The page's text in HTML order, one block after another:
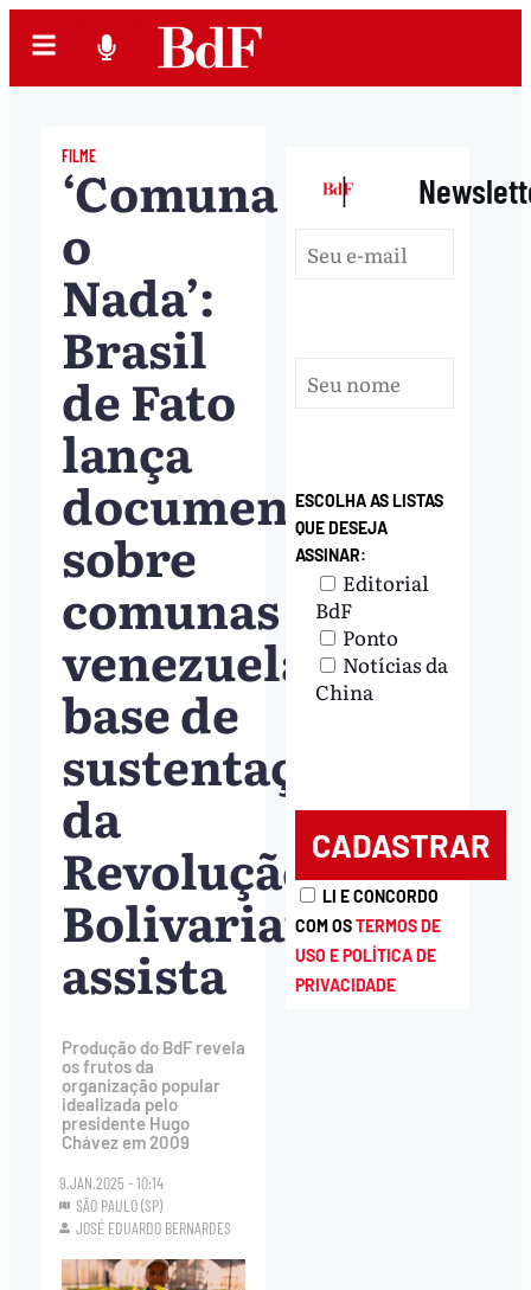
FILME
‘Comuna
o
Nada’:
Brasil
de Fato
lança
documentário
sobre
comunas
venezuelanas,
base de
sustentação
da
Revolução
Bolivariana;
assista
Produção do BdF revela
os frutos da
organização popular
idealizada pelo
presidente Hugo
Chávez em 2009
9.JAN.2025 - 10:14
SÃO PAULO (SP)
JOSÉ EDUARDO BERNARDES
|
ESCOLHA AS LISTAS
QUE DESEJA
ASSINAR:
Editorial
BdF
Ponto
Notícias da
China
LI E CONCORDO
COM OSTERMOS DE
USO E POLÍTICA DE
PRIVACIDADE